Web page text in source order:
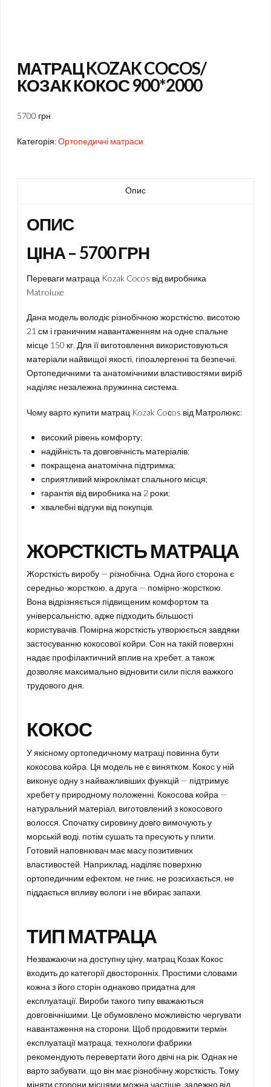
МАТРАЦ KOZAK COСOS/
КОЗАК КОКОС 900*2000
5700 грн
Категорія:Ортопедичні матраси
Опис
ОПИС
ЦІНА – 5700 ГРН
Переваги матраца Kozak Cocos від виробника
Matroluxe
Дана модель володіє різнобічною жорсткістю, висотою
21 см і граничним навантаженням на одне спальне
місце 150 кг. Для її виготовлення використовуються
матеріали найвищої якості, гіпоалергенні та безпечні.
Ортопедичними та анатомічними властивостями виріб
наділяє незалежна пружинна система.
Чому варто купити матрац Kozak Coсos від Матролюкс:
високий рівень комфорту;
надійність та довговічність матеріалів;
покращена анатомічна підтримка;
сприятливий мікроклімат спального місця;
гарантія від виробника на 2 роки;
хвалебні відгуки від покупців.
ЖОРСТКІСТЬ МАТРАЦА
Жорсткість виробу — різнобічна. Одна його сторона є
середньо-жорсткою, а друга — помірно-жорсткою.
Вона відрізняється підвищеним комфортом та
універсальністю, адже підходить більшості
користувачів. Помірна жорсткість утворюється завдяки
застосуванню кокосової койри. Сон на такій поверхні
надає профілактичний вплив на хребет, а також
дозволяє максимально відновити сили після важкого
трудового дня.
КОКОС
У якісному ортопедичному матраці повинна бути
кокосова койра. Ця модель не є винятком. Кокос у ній
виконує одну з найважливіших функцій — підтримує
хребет у природному положенні. Кокосова койра —
натуральний матеріал, виготовлений з кокосового
волосся. Спочатку сировину довго вимочують у
морській воді, потім сушать та пресують у плити.
Готовий наповнювач має масу позитивних
властивостей. Наприклад, наділяє поверхню
ортопедичним ефектом, не гниє, не розсихається, не
піддається впливу вологи і не вбирає запахи.
ТИП МАТРАЦА
Незважаючи на доступну ціну, матрац Козак Кокос
входить до категорії двосторонніх. Простими словами
кожна з його сторін однаково придатна для
експлуатації. Вироби такого типу вважаються
довговічнішими. Це обумовлено можливістю чергувати
навантаження на сторони. Щоб продовжити термін
експлуатації матраца, технологи фабрики
рекомендують перевертати його двічі на рік. Однак не
варто забувати, що він має різнобічну жорсткість. Тому
міняти сторони місцями можна частіше, залежно від